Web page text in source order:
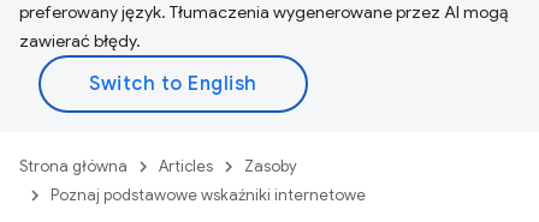
preferowany język. Tłumaczenia wygenerowane przez AI mogą
zawierać błędy.
Strona główna Articles
Zasoby
Poznaj podstawowe wskaźniki internetowe